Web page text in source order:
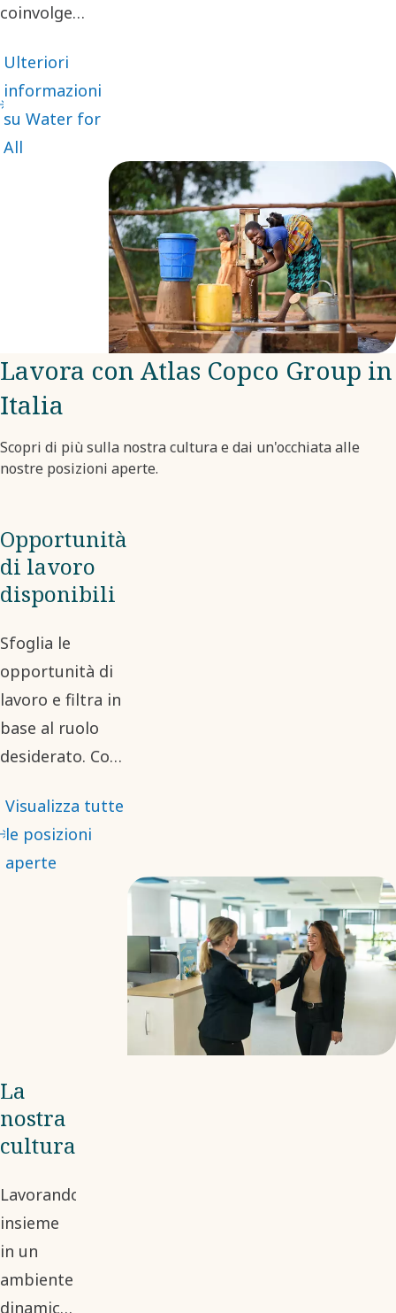
coinvolge
comunità di
Atlas Copco
Group,
finanziata da
Ulteriori
informazioni
su Water for
All
Lavora con Atlas Copco Group in
Italia
Scopri di più sulla nostra cultura e dai un'occhiata alle
nostre posizioni aperte.
Opportunità
di lavoro
disponibili
Sfoglia le
opportunità di
lavoro e filtra in
base al ruolo
desiderato. Con
opportunità
disponibili, ci
auguriamo che
Visualizza tutte
le posizioni
aperte
La
nostra
cultura
Lavorando
insieme
in un
ambiente
dinamico,